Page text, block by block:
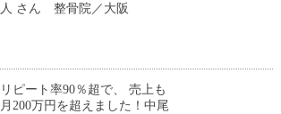
人 さん 整骨院／大阪
リピート率90％超で、 売上も
月200万円を超えました！中尾